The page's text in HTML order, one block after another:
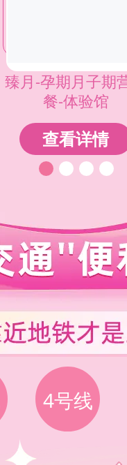
臻月-孕期月子期
餐-体验馆
查看详情
4号线